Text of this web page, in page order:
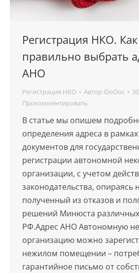
Регистрация НКО. Как
правильно выбрать
АНО
Регистрация НКО Автор iDoDoc
Прокомментировать
В статье мы опишем
определения адреса в
документов для
регистрации автономной
организации, с учетом
законодательства, опираясь
полученный из отказов и
решений Минюста
РФ.Адрес АНО Автономную
организацию можно
нежилом помещении –
гарантийное письмо от